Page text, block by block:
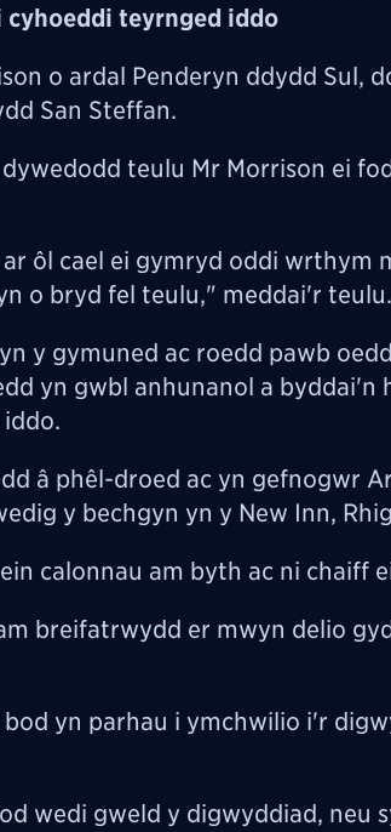
cyhoeddi teyrnged iddo
o ardal Penderyn ddydd Sul,
San Steffan.
teulu Mr Morrison ei
ar ôl cael ei gymryd oddi wrthym
o bryd fel teulu," meddai'r teulu.
y gymuned ac roedd pawb
yn gwbl anhunanol a byddai'n
â phêl-droed ac yn gefnogwr
y bechgyn yn y New Inn,
calonnau am byth ac ni chaiff
breifatrwydd er mwyn delio
yn parhau i ymchwilio i'r
wedi gweld y digwyddiad, neu